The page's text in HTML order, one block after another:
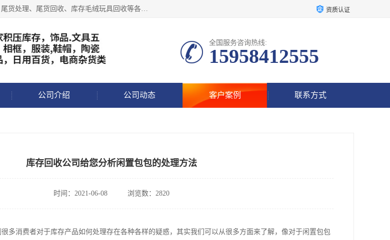
义乌永峰贸易商行长期从事:义乌库存回收、库存五金工具回收、库存杯子回收、尾货处理、尾货回收、库存毛绒玩具回收等各类产品库存回收，我们一直秉承：“，专业收购，价格从优，互惠互利，现金交易，价格公道”七大原则。欢迎有库存处理的老板来电洽谈! 资质认证
全国服务咨询热线:
15958412555
公司介绍 公司动态 客户案例 联系方式
库存回收公司给您分析闲置包包的处理方法
时间：2021-06-08 浏览数：2820
多消费者对于库存产品如何处理存在各种各样的疑惑，其实我们可以从很多方面来了解，像对于闲置包包